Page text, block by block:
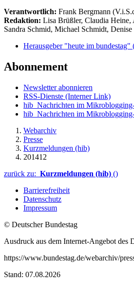
Verantwortlich: Frank Bergmann
Redaktion: Lisa Brüßler, Claudia
Sandra Schmid, Michael Schmidt,
Herausgeber "heute im bundestag"
Abonnement
Newsletter abonnieren
RSS-Dienste (Interner Link)
hib_Nachrichten im
hib_Nachrichten im
Webarchiv
Presse
Kurzmeldungen (hib)
201412
zurück zu: Kurzmeldungen (hib) ()
Barrierefreiheit
Datenschutz
Impressum
© Deutscher Bundestag
Ausdruck aus dem Internet-Angebot des
https://www.bundestag.de/webarchiv/
Stand: 07.08.2026